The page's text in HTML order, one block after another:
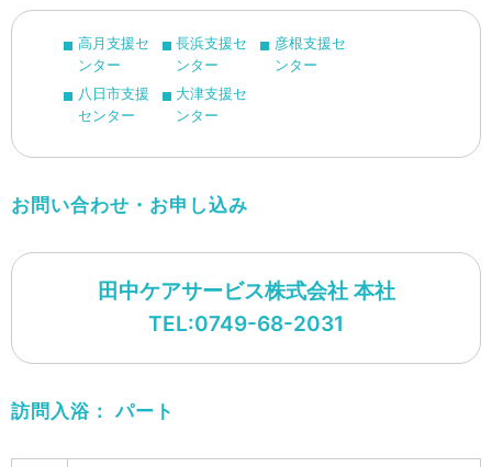
高月支援セ
ンター
長浜支援セ
ンター
彦根支援セ
ンター
八日市支援
センター
大津支援セ
ンター
お問い合わせ・お申し込み
田中ケアサービス株式会社 本社
TEL:0749-68-2031
訪問入浴：パート